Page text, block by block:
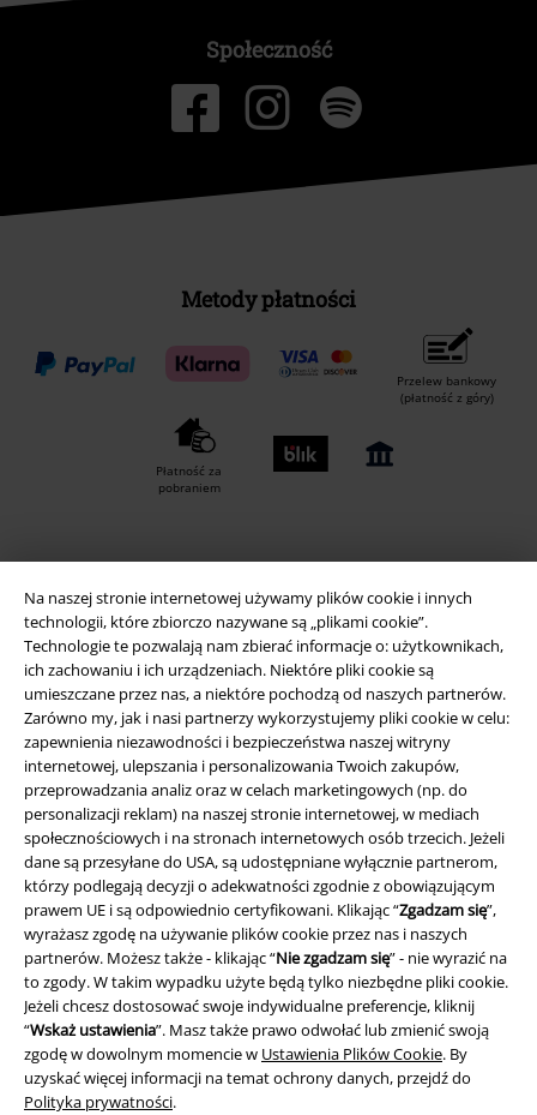
Na naszej stronie internetowej używamy plików cookie i innych
technologii, które zbiorczo nazywane są „plikami cookie”.
Technologie te pozwalają nam zbierać informacje o: użytkownikach,
ich zachowaniu i ich urządzeniach. Niektóre pliki cookie są
umieszczane przez nas, a niektóre pochodzą od naszych partnerów.
Zarówno my, jak i nasi partnerzy wykorzystujemy pliki cookie w celu:
zapewnienia niezawodności i bezpieczeństwa naszej witryny
internetowej, ulepszania i personalizowania Twoich zakupów,
przeprowadzania analiz oraz w celach marketingowych (np. do
personalizacji reklam) na naszej stronie internetowej, w mediach
społecznościowych i na stronach internetowych osób trzecich. Jeżeli
dane są przesyłane do USA, są udostępniane wyłącznie partnerom,
którzy podlegają decyzji o adekwatności zgodnie z obowiązującym
prawem UE i są odpowiednio certyfikowani. Klikając “Zgadzam się”,
wyrażasz zgodę na używanie plików cookie przez nas i naszych
partnerów. Możesz także - klikając “Nie zgadzam się” - nie wyrazić na
to zgody. W takim wypadku użyte będą tylko niezbędne pliki cookie.
Jeżeli chcesz dostosować swoje indywidualne preferencje, kliknij
“Wskaż ustawienia”. Masz także prawo odwołać lub zmienić swoją
zgodę w dowolnym momencie w Ustawienia Plików Cookie. By
uzyskać więcej informacji na temat ochrony danych, przejdź do
Polityka prywatności.
Społeczność
Metody płatności
Przelew bankowy
(płatność z góry)
Płatność za
pobraniem
Aplikację EMP
Ściągnij nową aplikację EMP - ZA DARMO - i korzystaj z nowych
funkcji!
A Warner Music Group Company